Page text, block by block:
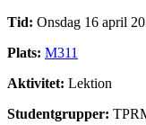
Tid: Onsdag 16 april
Plats: M311
Aktivitet: Lektion
Studentgrupper: